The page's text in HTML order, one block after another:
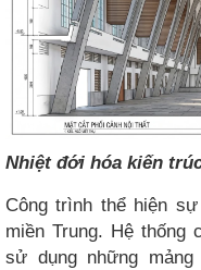
Nhiệt đới hóa kiến
Công trình thể hiện
miền Trung. Hệ thống
sử dụng những